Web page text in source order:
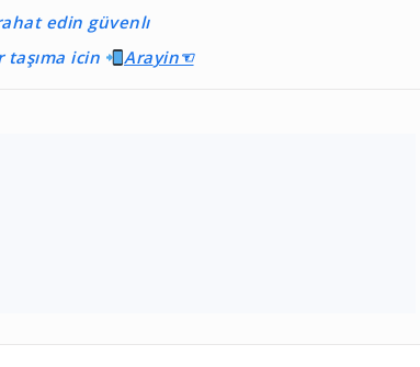
edin güvenlı
icin Arayin☜